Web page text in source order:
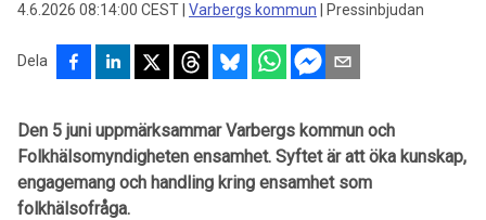
4.6.2026 08:14:00 CEST Varbergs kommun Pressinbjudan
Dela
Den 5 juni uppmärksammar Varbergs kommun och
Folkhälsomyndigheten ensamhet. Syftet är att öka kunskap,
engagemang och handling kring ensamhet som
folkhälsofråga.